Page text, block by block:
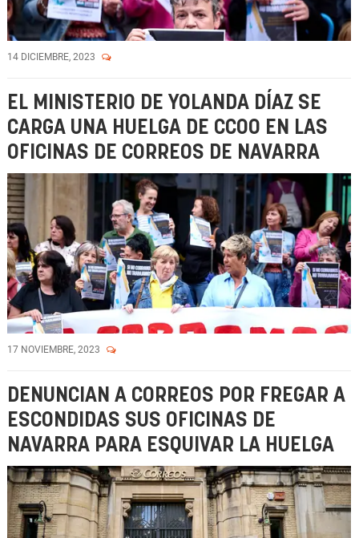
14 DICIEMBRE, 2023
EL MINISTERIO DE YOLANDA DÍAZ SE
CARGA UNA HUELGA DE CCOO EN LAS
OFICINAS DE CORREOS DE NAVARRA
17 NOVIEMBRE, 2023
DENUNCIAN A CORREOS POR FREGAR A
ESCONDIDAS SUS OFICINAS DE
NAVARRA PARA ESQUIVAR LA HUELGA